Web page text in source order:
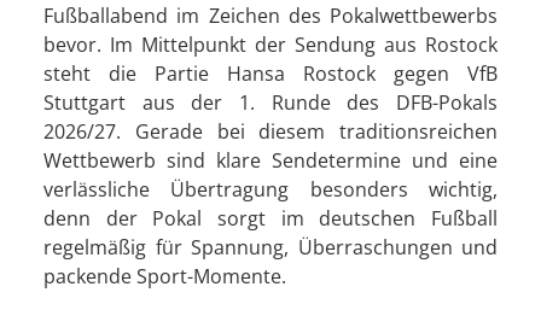
Fußballabend im Zeichen des Pokalwettbewerbs
bevor. Im Mittelpunkt der Sendung aus Rostock
steht die Partie Hansa Rostock gegen VfB
Stuttgart aus der 1. Runde des DFB-Pokals
2026/27. Gerade bei diesem traditionsreichen
Wettbewerb sind klare Sendetermine und eine
verlässliche Übertragung besonders wichtig,
denn der Pokal sorgt im deutschen Fußball
regelmäßig für Spannung, Überraschungen und
packende Sport-Momente.